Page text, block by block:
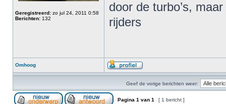
Geregistreerd: zo jul 24, 2011 0:58
Berichten: 132
door de turbo’s,
rijders
Omhoog
Geef de vorige berichten weer:
Pagina 1 van 1 [ 1 bericht ]